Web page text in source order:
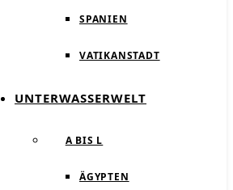
SPANIEN
VATIKANSTADT
UNTERWASSERWELT
A BIS L
ÄGYPTEN